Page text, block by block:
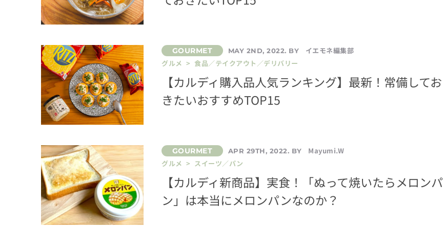
MAY 2ND, 2022. BY
イエモネ編集部
グルメ > 食品／テイクアウト／デリバリー
【カルディ購入品人気ランキング】最新！常備してお
きたいおすすめTOP15
APR 29TH, 2022. BY
Mayumi.W
グルメ > スイーツ／パン
【カルディ新商品】実食！「ぬって焼いたらメロンパ
ン」は本当にメロンパンなのか？